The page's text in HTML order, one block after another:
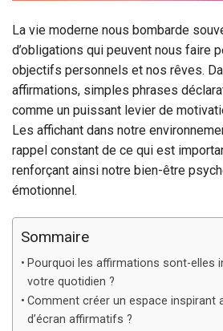
La vie moderne nous bombarde
d’obligations qui peuvent nous faire
objectifs personnels et nos rêves.
affirmations, simples phrases
comme un puissant levier de
Les affichant dans notre
rappel constant de ce qui est
renforçant ainsi notre bien-être
émotionnel.
Sommaire
Pourquoi les affirmations sont-elles
votre quotidien ?
Comment créer un espace inspirant
d’écran affirmatifs ?